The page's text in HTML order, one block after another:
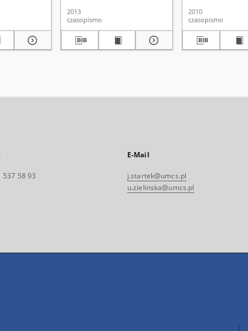
2013
czasopismo
2010
czasopismo
537 58 93
E-Mail
j.startek@umcs.pl
u.zielinska@umcs.pl